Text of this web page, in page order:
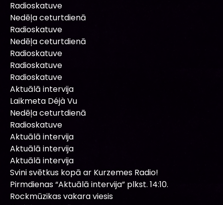
Radioskatuve
Nedēļa ceturtdienā
Radioskatuve
Nedēļa ceturtdienā
Radioskatuve
Radioskatuve
Radioskatuve
Aktuālā intervija
Laikmeta Déjà Vu
Nedēļa ceturtdienā
Radioskatuve
Aktuālā intervija
Aktuālā intervija
Aktuālā intervija
Svini svētkus kopā ar Kurzemes Radio!
Pirmdienas “Aktuālā intervija” plkst. 14:10.
Rockmūzikas vakara viesis